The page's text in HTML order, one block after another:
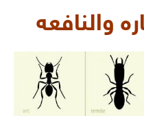
والنافعه